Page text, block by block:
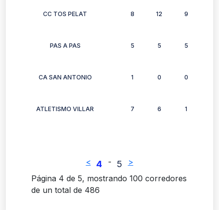
CC TOS PELAT 8 12 9
PAS A PAS 5 5 5
CA SAN ANTONIO 1 0 0
ATLETISMO VILLAR 7 6 1
< 4 - 5
>
Página 4 de 5, mostrando 100 corredores
de un total de 486